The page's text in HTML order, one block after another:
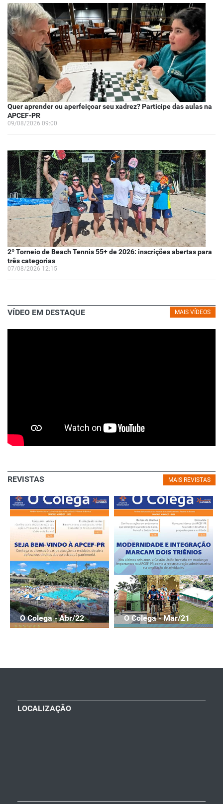
Quer aprender ou aperfeiçoar seu xadrez? Participe das aulas na
APCEF-PR
09/08/2026 09:00
2º Torneio de Beach Tennis 55+ de 2026: inscrições abertas para
três categorias
07/08/2026 12:15
MAIS VÍDEOS
VÍDEO EM DESTAQUE
MAIS REVISTAS
REVISTAS
O Colega - Abr/22 O Colega - Mar/21
LOCALIZAÇÃO